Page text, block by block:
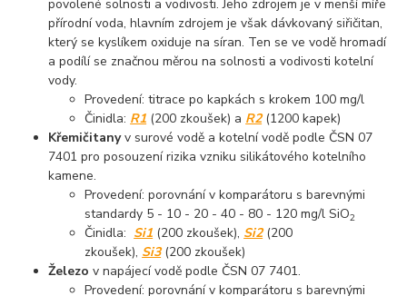
povolené solnosti a vodivosti. Jeho zdrojem je v menší míře
přírodní voda, hlavním zdrojem je však dávkovaný siřičitan,
který se kyslíkem oxiduje na síran. Ten se ve vodě hromadí
a podílí se značnou měrou na solnosti a vodivosti kotelní
vody.
Provedení: titrace po kapkách s krokem 100 mg/l
Činidla: R1 (200 zkoušek) a R2 (1200 kapek)
Křemičitanyv surové vodě a kotelní vodě podle ČSN 07
7401 pro posouzení rizika vzniku silikátového kotelního
kamene.
Provedení: porovnání v komparátoru s barevnými
standardy 5 - 10 - 20 - 40 - 80 - 120 mg/l SiO2
Činidla: Si1 (200 zkoušek), Si2(200
zkoušek), Si3(200 zkoušek)
Železo v napájecí vodě podle ČSN 07 7401.
Provedení: porovnání v komparátoru s barevnými